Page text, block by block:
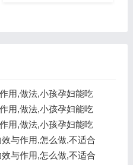
用,做法,小孩孕妇能吃
用,做法,小孩孕妇能吃
用,做法,小孩孕妇能吃
与作用,怎么做,不适合
与作用,怎么做,不适合